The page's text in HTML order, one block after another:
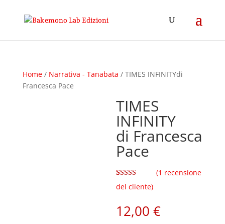
Home/ Narrativa - Tanabata / TIMES INFINITYdi
Francesca Pace
TIMES
INFINITY
di Francesca
Pace
Valutato
5.00
su 5 su base
1
(1 recensione
del cliente)
12,00€